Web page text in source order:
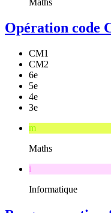
Maths
Opération code
CM1
CM2
6e
5e
4e
3e
m
Maths
i
Informatique